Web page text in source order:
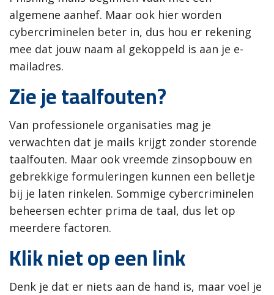
algemene aanhef. Maar ook hier worden
cybercriminelen beter in, dus hou er rekening
mee dat jouw naam al gekoppeld is aan je e-
mailadres.
Zie je taalfouten?
Van professionele organisaties mag je
verwachten dat je mails krijgt zonder storende
taalfouten. Maar ook vreemde zinsopbouw en
gebrekkige formuleringen kunnen een belletje
bij je laten rinkelen. Sommige cybercriminelen
beheersen echter prima de taal, dus let op
meerdere factoren.
Klik niet op een link
Denk je dat er niets aan de hand is, maar voel je